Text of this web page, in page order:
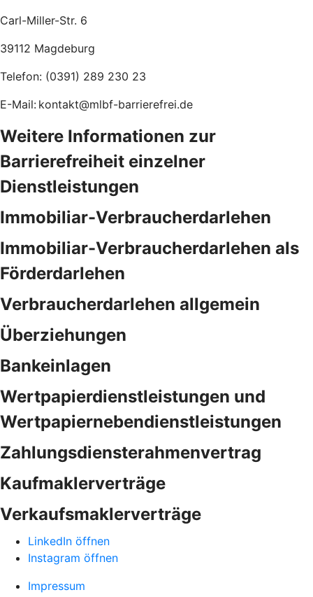
Carl-Miller-Str. 6
39112 Magdeburg
Telefon: (0391) 289 230 23
E-Mail: kontakt@mlbf-barrierefrei.de
Weitere Informationen zur
Barrierefreiheit einzelner
Dienstleistungen
Immobiliar-Verbraucherdarlehen
Immobiliar-Verbraucherdarlehen als
Förderdarlehen
Verbraucherdarlehen allgemein
Überziehungen
Bankeinlagen
Wertpapierdienstleistungen und
Wertpapiernebendienstleistungen
Zahlungsdiensterahmenvertrag
Kaufmaklerverträge
Verkaufsmaklerverträge
LinkedIn öffnen
Instagram öffnen
Impressum